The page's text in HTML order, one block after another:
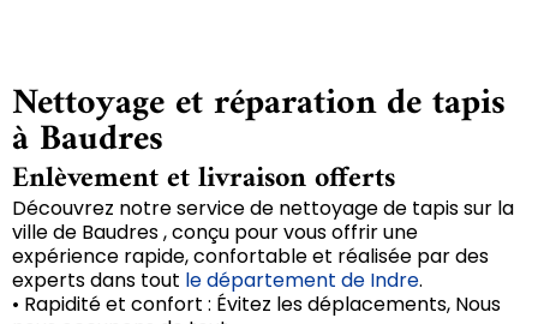
Nettoyage et réparation de tapis
à Baudres
Enlèvement et livraison offerts
Découvrez notre service de nettoyage de tapis sur la
ville de Baudres , conçu pour vous offrir une
expérience rapide, confortable et réalisée par des
experts dans tout le département de Indre.
• Rapidité et confort : Évitez les déplacements, Nous